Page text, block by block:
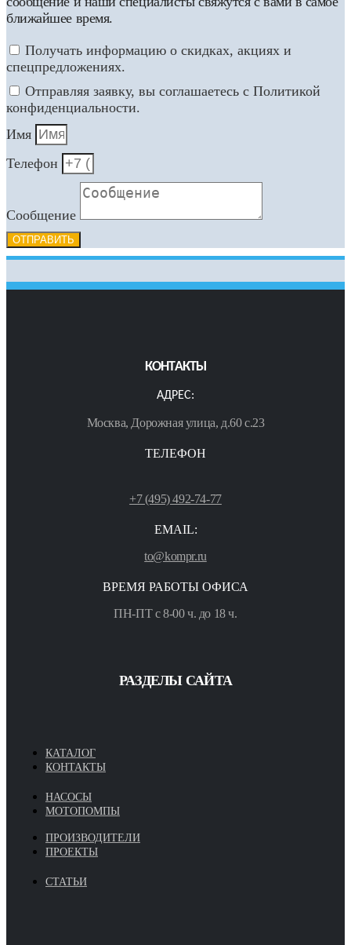
ближайшее время.
Получать информацию о скидках, акциях и
спецпредложениях.
Отправляя заявку, вы соглашаетесь с Политикой
конфиденциальности.
Имя
Телефон
Сообщение
ОТПРАВИТЬ
КОНТАКТЫ
АДРЕС:
Москва, Дорожная улица, д.60 с.23
ТЕЛЕФОН
+7 (495) 492-74-77
EMAIL:
to@kompr.ru
ВРЕМЯ РАБОТЫ ОФИСА
ПН-ПТ с 8-00 ч. до 18 ч.
РАЗДЕЛЫ САЙТА
КАТАЛОГ
КОНТАКТЫ
НАСОСЫ
МОТОПОМПЫ
ПРОИЗВОДИТЕЛИ
ПРОЕКТЫ
СТАТЬИ